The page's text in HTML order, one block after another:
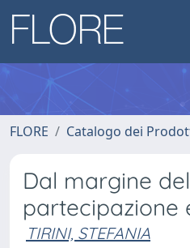
FLORE Catalogo dei
Dal margine
partecipazione
TIRINI, STEFANIA